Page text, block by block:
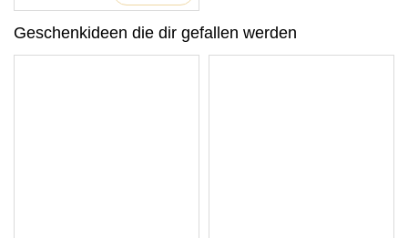
Geschenkideen die dir gefallen werden